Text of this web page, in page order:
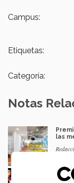
Campus:
Etiquetas:
Categoría:
Notas
las